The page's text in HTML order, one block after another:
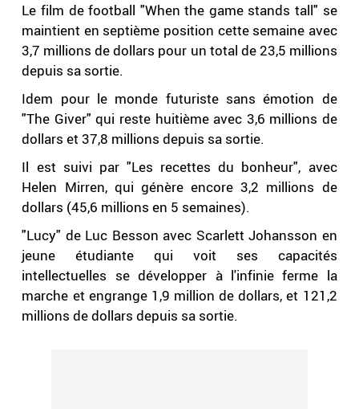
Le film de football "When the game stands tall" se
maintient en septième position cette semaine avec
3,7 millions de dollars pour un total de 23,5 millions
depuis sa sortie.
Idem pour le monde futuriste sans émotion de
"The Giver" qui reste huitième avec 3,6 millions de
dollars et 37,8 millions depuis sa sortie.
Il est suivi par "Les recettes du bonheur", avec
Helen Mirren, qui génère encore 3,2 millions de
dollars (45,6 millions en 5 semaines).
"Lucy" de Luc Besson avec Scarlett Johansson en
jeune étudiante qui voit ses capacités
intellectuelles se développer à l'infinie ferme la
marche et engrange 1,9 million de dollars, et 121,2
millions de dollars depuis sa sortie.